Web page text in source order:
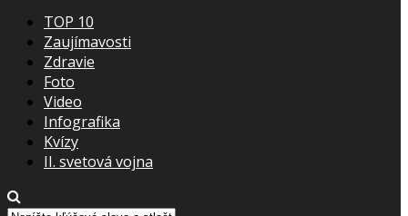
TOP 10
Zaujímavosti
Zdravie
Foto
Video
Infografika
Kvízy
II. svetová vojna